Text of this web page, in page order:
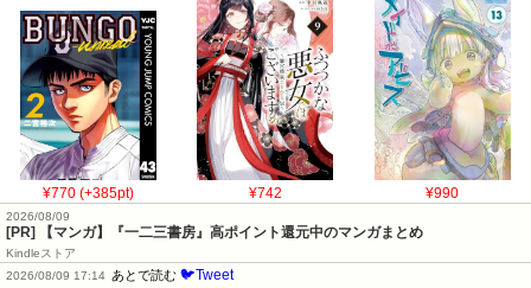
¥770 (+385pt) ¥742 ¥990
2026/08/09
[PR] 【マンガ】『一二三書房』高ポイント還元中のマンガまとめ
Kindleストア
2026/08/09 17:14 あとで読む 🐦Tweet